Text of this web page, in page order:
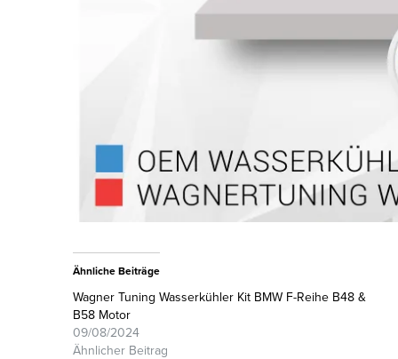
Ähnliche Beiträge
Wagner Tuning Wasserkühler Kit BMW F-Reihe B48 &
B58 Motor
09/08/2024
Ähnlicher Beitrag